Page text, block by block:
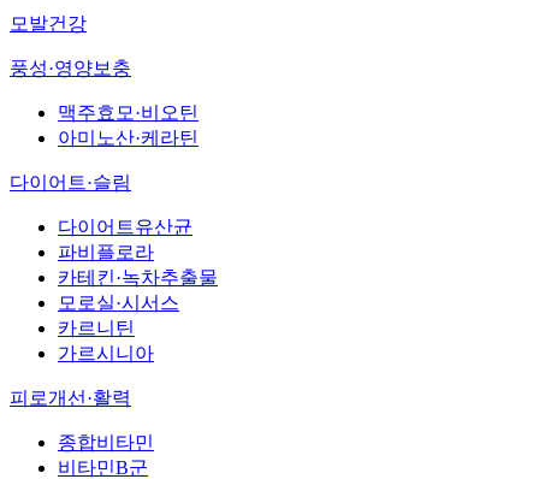
모발건강
풍성·영양보충
맥주효모·비오틴
아미노산·케라틴
다이어트·슬림
다이어트유산균
파비플로라
카테킨·녹차추출물
모로실·시서스
카르니틴
가르시니아
피로개선·활력
종합비타민
비타민B군